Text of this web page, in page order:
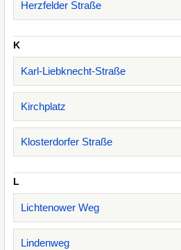
Herzfelder Straße
K
Karl-Liebknecht-Straße
Kirchplatz
Klosterdorfer Straße
L
Lichtenower Weg
Lindenweg